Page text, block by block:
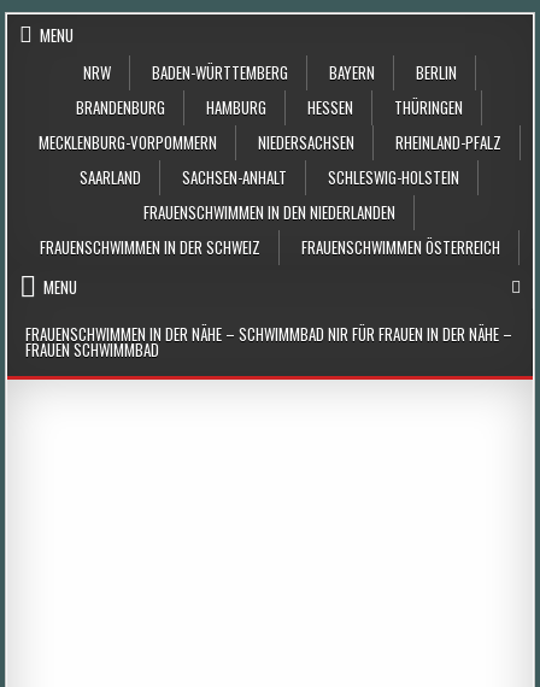
Skip to content
MENU
NRW
BADEN-WÜRTTEMBERG BAYERN
BERLIN
BRANDENBURG
HAMBURG HESSEN
THÜRINGEN
MECKLENBURG-VORPOMMERN
NIEDERSACHSEN
RHEINLAND-PFALZ
SAARLAND
SACHSEN-ANHALT
SCHLESWIG-HOLSTEIN
FRAUENSCHWIMMEN IN DEN NIEDERLANDEN
FRAUENSCHWIMMEN IN DER SCHWEIZ
FRAUENSCHWIMMEN ÖSTERREICH
MENU
FRAUENSCHWIMMEN IN DER NÄHE – SCHWIMMBAD NIR FÜR FRAUEN IN DER NÄHE –
FRAUEN SCHWIMMBAD